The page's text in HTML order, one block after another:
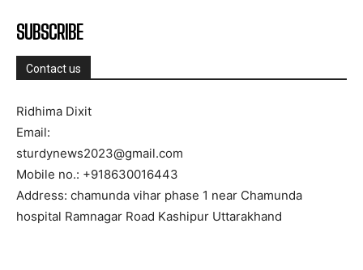
SUBSCRIBE
Contact us
Ridhima Dixit
Email:
sturdynews2023@gmail.com
Mobile no.: +918630016443
Address: chamunda vihar phase 1 near Chamunda
hospital Ramnagar Road Kashipur Uttarakhand